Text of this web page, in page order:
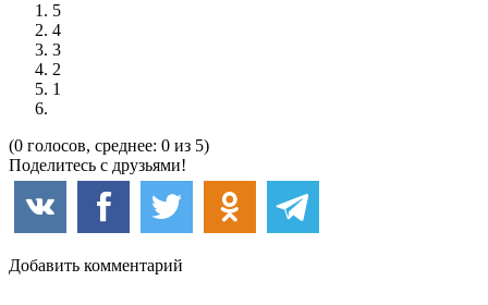
5
4
3
2
1
(0 голосов, среднее: 0 из 5)
Поделитесь с друзьями!
Добавить комментарий